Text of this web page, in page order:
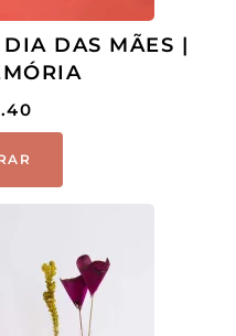
DAS MÃES |